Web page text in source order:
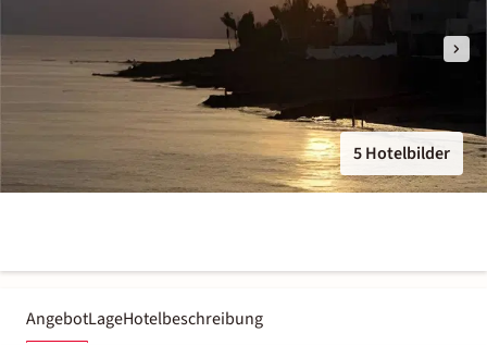
5 Hotelbilder
AngebotLageHotelbeschreibung